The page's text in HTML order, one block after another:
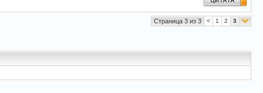
Страница 3 из 3 < 1 2 3